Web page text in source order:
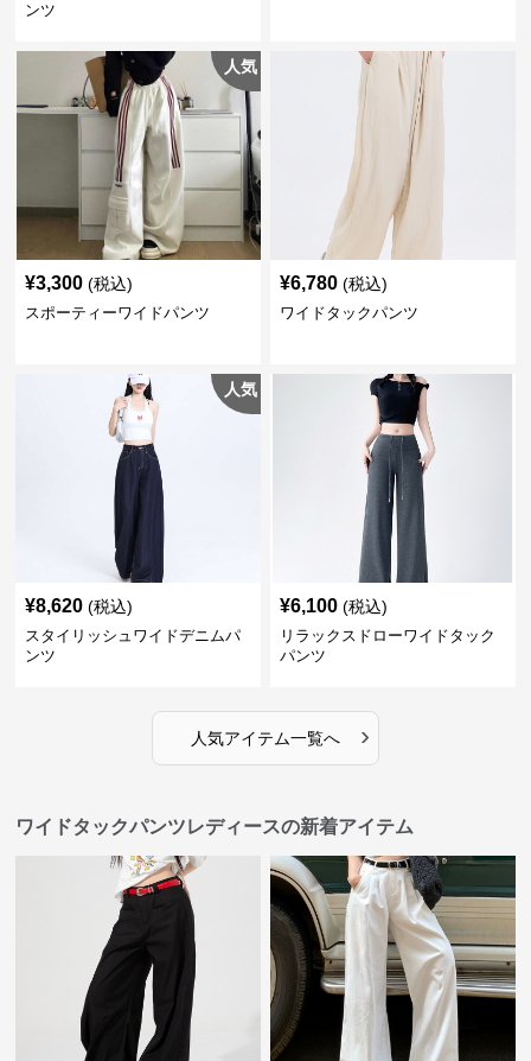
ンツ
人気
¥3,300 (税込)
スポーティーワイドパンツ
¥6,780 (税込)
ワイドタックパンツ
人気
¥8,620 (税込)
スタイリッシュワイドデニムパ
ンツ
¥6,100 (税込)
リラックスドローワイドタック
パンツ
人気アイテム一覧へ ›
ワイドタックパンツレディースの新着アイテム